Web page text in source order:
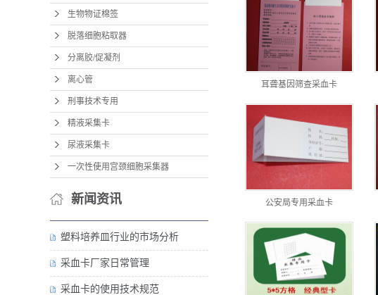
生物物证棉签
脱落细胞粘取器
分离胶/促凝剂
离心管
刑事技术专用
精液采集卡
尿液采集卡
一次性使用宫颈细胞采集器
新闻资讯
塑料培养皿行业的市场分析
采血卡厂家日常管理
采血卡的使用技术规范
耳聋基因筛查采血卡
公安局专用采血卡